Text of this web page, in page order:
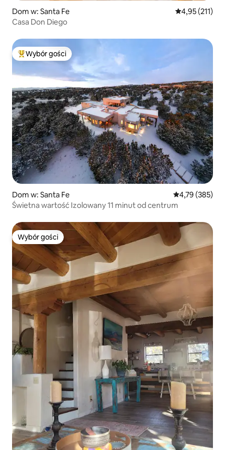
Dom w: Santa Fe Średnia
4,95 (211)
Casa Don Diego
Najpopularniejsze z kategorii Wybór gości
Wybór gości
Dom w: Santa Fe Średnia
4,79 (385)
Świetna wartość Izolowany 11 minut od centrum
Wybór gości
Wybór gości